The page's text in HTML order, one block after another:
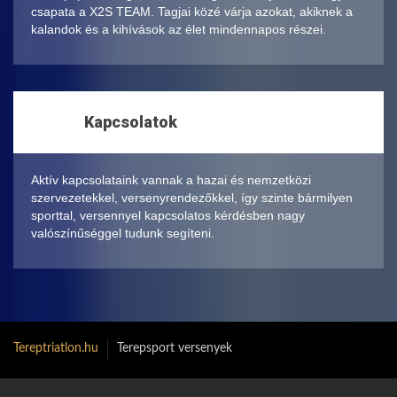
csapata a X2S TEAM. Tagjai közé várja azokat, akiknek a
kalandok és a kihívások az élet mindennapos részei.
Kapcsolatok
Aktív kapcsolataink vannak a hazai és nemzetközi
szervezetekkel, versenyrendezőkkel, így szinte bármilyen
sporttal, versennyel kapcsolatos kérdésben nagy
valószínűséggel tudunk segíteni.
Tereptriatlon.hu Terepsport versenyek